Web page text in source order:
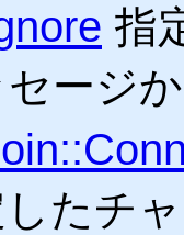
指
ージ
たチ